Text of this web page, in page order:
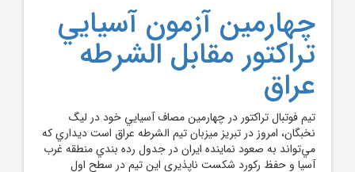
چهارمين آزمون آسيايي
تراکتور مقابل الشرطه
عراق
تيم فوتبال تراکتور در چهارمين مصاف آسيايي خود در ليگ
نخبگان، امروز در تبريز ميزبان تيم الشرطه عراق است ديداري که
مي‌تواند به صعود نماينده ايران در جدول رده بندي منطقه غرب
آسيا و حفظ رکورد شکست ناپذيري اين تيم در سطح اول